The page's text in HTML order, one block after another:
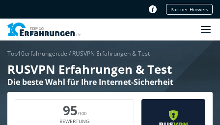
Unser Redaktionsteam
Partner-Hinweis
Top10erfahrungen.de / RUSVPN Erfahrungen & Test
RUSVPN Erfahrungen & Test
Die beste Wahl für Ihre Internet-Sicherheit
95/100
BEWERTUNG